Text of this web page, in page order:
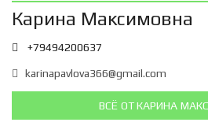
Карина Максимовна
+79494200637
karinapavlova366@gmail.com
ВСЁ ОТ КАРИНА